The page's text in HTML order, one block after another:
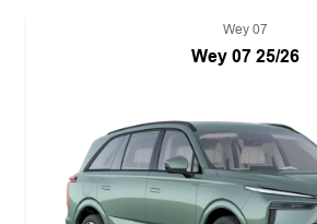
Wey 07
Wey 07 25/26